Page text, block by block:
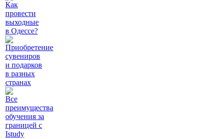
Как
провести
выходные
в Одессе?
Приобретение
сувениров
и подарков
в разных
странах
Все
преимущества
обучения за
границей с
Istudy